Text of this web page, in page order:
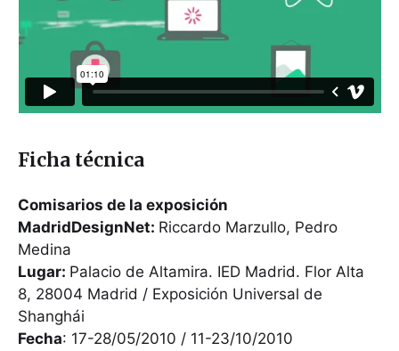
Ficha técnica
Comisarios de la exposición
MadridDesignNet: Riccardo Marzullo, Pedro
Medina
Lugar: Palacio de Altamira. IED Madrid. Flor Alta
8, 28004 Madrid / Exposición Universal de
Shanghái
Fecha: 17-28/05/2010 / 11-23/10/2010